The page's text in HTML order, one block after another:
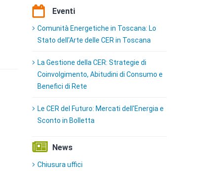
Eventi
Comunità Energetiche in Toscana: Lo
Stato dell'Arte delle CER in Toscana
La Gestione della CER: Strategie di
Coinvolgimento, Abitudini di Consumo e
Benefici di Rete
Le CER del Futuro: Mercati dell'Energia e
Sconto in Bolletta
News
Chiusura uffici